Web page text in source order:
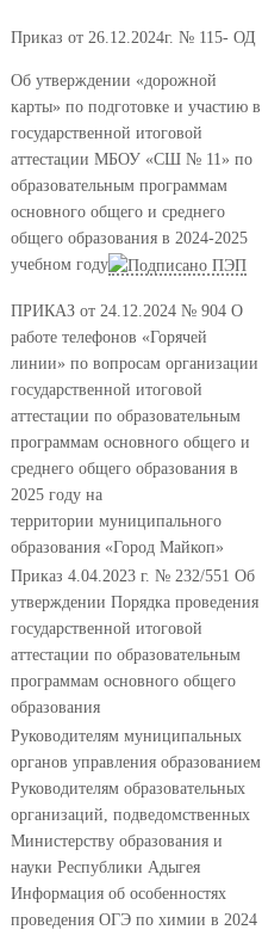
Приказ от 26.12.2024г. № 115- ОД
Об утверждении «дорожной
карты» по подготовке и участию в
государственной итоговой
аттестации МБОУ «СШ № 11» по
образовательным программам
основного общего и среднего
общего образования в 2024-2025
учебном году
ПРИКАЗ от 24.12.2024 № 904 О
работе телефонов «Горячей
линии» по вопросам организации
государственной итоговой
аттестации по образовательным
программам основного общего и
среднего общего образования в
2025 году на
территории муниципального
образования «Город Майкоп»
Приказ 4.04.2023 г. № 232/551 Об
утверждении Порядка проведения
государственной итоговой
аттестации по образовательным
программам основного общего
образования
Руководителям муниципальных
органов управления образованием
Руководителям образовательных
организаций, подведомственных
Министерству образования и
науки Республики Адыгея
Информация об особенностях
проведения ОГЭ по химии в 2024